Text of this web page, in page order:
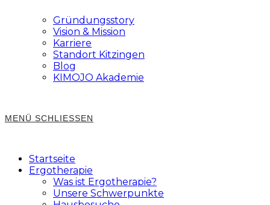
Gründungsstory
Vision & Mission
Karriere
Standort Kitzingen
Blog
KIMOJO Akademie
MENÜ SCHLIESSEN
Startseite
Ergotherapie
Was ist Ergotherapie?
Unsere Schwerpunkte